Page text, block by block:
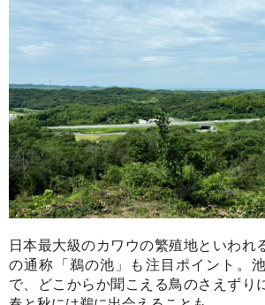
日本最大級のカワウの繁殖地といわれ
の通称「鵜の池」も注目ポイント。
で、どこからか聞こえる鳥のさえずり